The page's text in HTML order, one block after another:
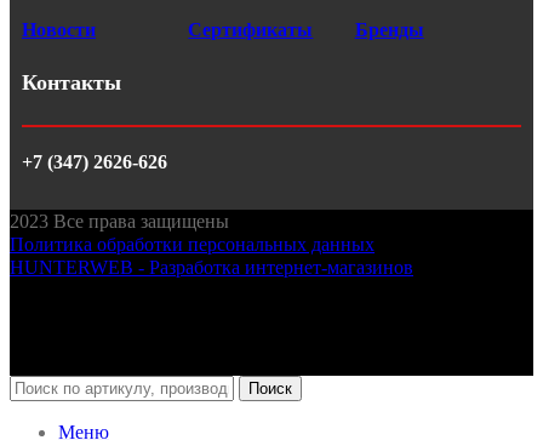
Новости Сертификаты Бренды
Контакты
+7 (347) 2626-626
2023 Все права защищены
Политика обработки персональных данных
HUNTERWEB - Разработка интернет-магазинов
Поиск
Меню